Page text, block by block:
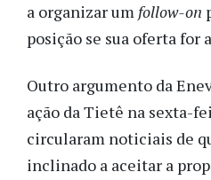
a organizar um follow-on
posição se sua oferta for
Outro argumento da
ação da Tietê na sexta-
circularam noticiais de
inclinado a aceitar a